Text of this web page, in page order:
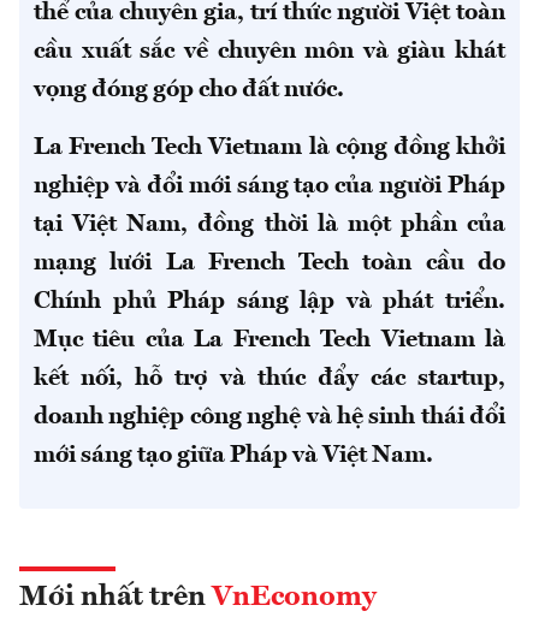
thể của chuyên gia, trí thức người Việt toàn
cầu xuất sắc về chuyên môn và giàu khát
vọng đóng góp cho đất nước.
La French Tech Vietnam là cộng đồng khởi
nghiệp và đổi mới sáng tạo của người Pháp
tại Việt Nam, đồng thời là một phần của
mạng lưới La French Tech toàn cầu do
Chính phủ Pháp sáng lập và phát triển.
Mục tiêu của La French Tech Vietnam là
kết nối, hỗ trợ và thúc đẩy các startup,
doanh nghiệp công nghệ và hệ sinh thái đổi
mới sáng tạo giữa Pháp và Việt Nam.
Mới nhất trên VnEconomy